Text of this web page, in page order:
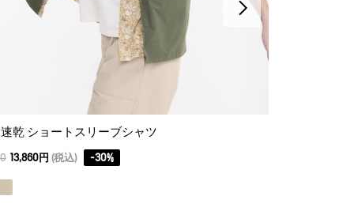
乾 ショートスリーブシャツ
13,860円 (税込) -30%